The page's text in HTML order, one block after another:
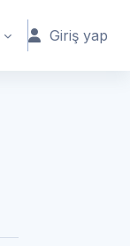
Giriş yap